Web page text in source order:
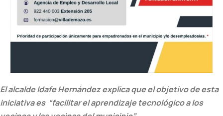
El alcalde Idafe Hernández explica que el objetivo de esta
iniciativa es “facilitar el aprendizaje tecnológico a los